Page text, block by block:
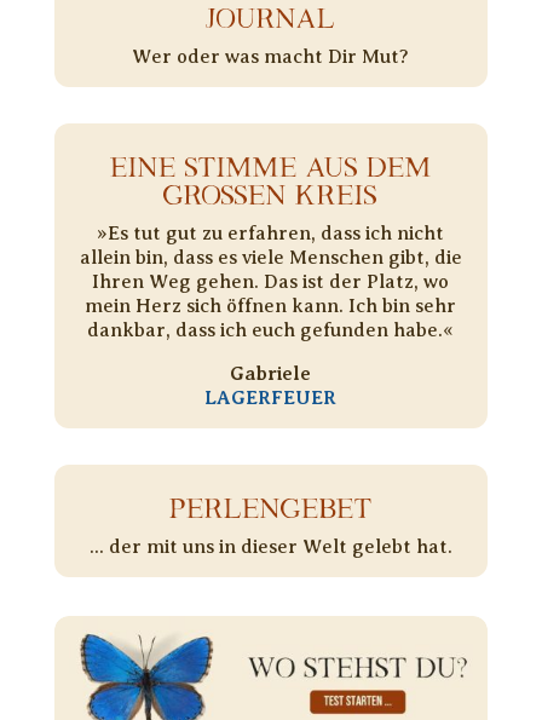
JOURNAL
Wer oder was macht Dir Mut?
EINE STIMME AUS DEM
GROSSEN KREIS
»Es tut gut zu erfahren, dass ich nicht
allein bin, dass es viele Menschen gibt, die
Ihren Weg gehen. Das ist der Platz, wo
mein Herz sich öffnen kann. Ich bin sehr
dankbar, dass ich euch gefunden habe.«
Gabriele
LAGERFEUER
PERLENGEBET
... der mit uns in dieser Welt gelebt hat.